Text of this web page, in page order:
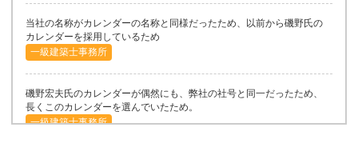
当社の名称がカレンダーの名称と同様だったため、以前から磯野氏の
カレンダーを採用しているため
一級建築士事務所
磯野宏夫氏のカレンダーが偶然にも、弊社の社号と同一だったため、
長くこのカレンダーを選んでいたため。
一級建築士事務所